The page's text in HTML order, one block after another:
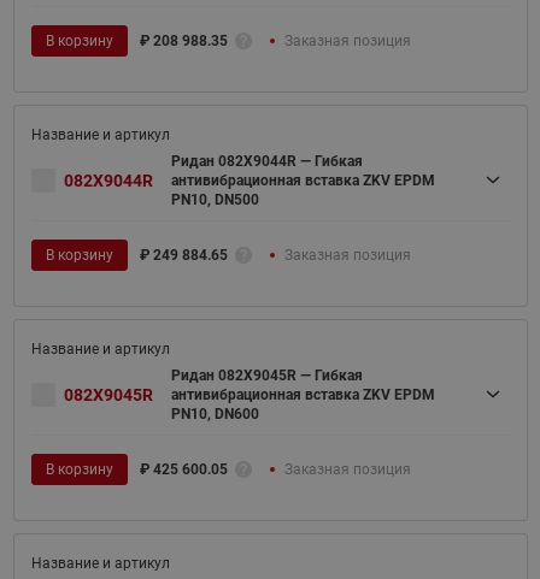
В корзину ₽ 208 988.35 Заказная позиция
082X9044R
Ридан 082X9044R — Гибкая
антивибрационная вставка ZKV EPDM
PN10, DN500
В корзину ₽ 249 884.65 Заказная позиция
082X9045R
Ридан 082X9045R — Гибкая
антивибрационная вставка ZKV EPDM
PN10, DN600
В корзину ₽ 425 600.05 Заказная позиция